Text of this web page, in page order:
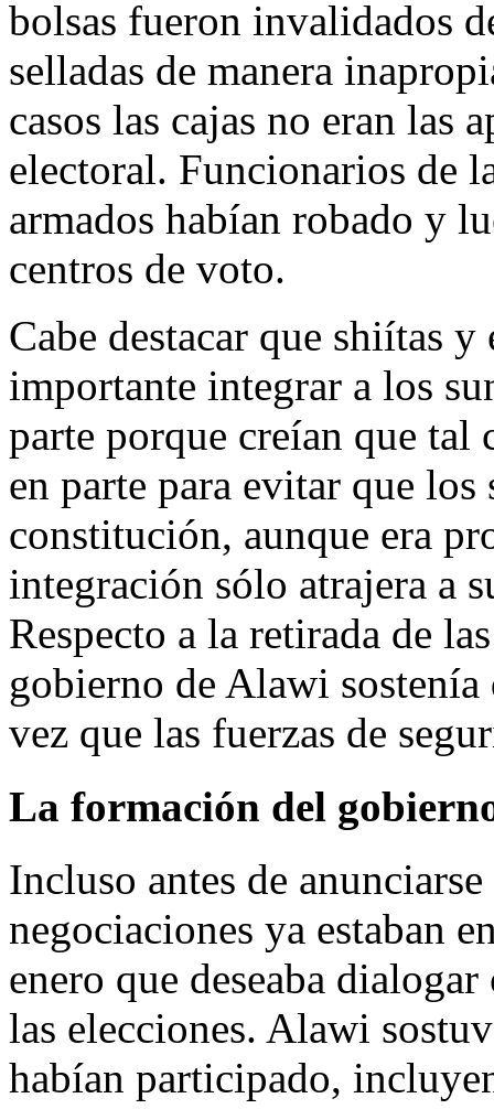
bolsas fueron invalidados
selladas de manera
casos las cajas no eran las
electoral. Funcionarios de
armados habían robado y
centros de voto.
Cabe destacar que shiítas
importante integrar a los
parte porque creían que
en parte para evitar que
constitución, aunque era
integración sólo atrajera a
Respecto a la retirada de
gobierno de Alawi
vez que las fuerzas de
La formación del
Incluso antes de
negociaciones ya estaban
enero que deseaba
las elecciones. Alawi
habían participado,